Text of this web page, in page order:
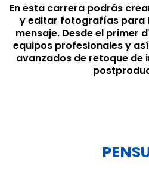
En esta carrera podrás
y editar fotografías para
mensaje. Desde el primer
equipos profesionales y
avanzados de retoque de